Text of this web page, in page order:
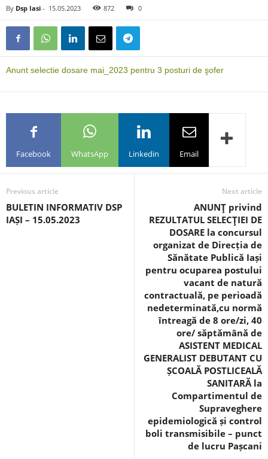
By Dsp Iasi - 15.05.2023 872 0
Anunt selectie dosare mai_2023 pentru 3 posturi de şofer
Facebook WhatsApp Linkedin Email
Previous article
BULETIN INFORMATIV DSP
IAȘI – 15.05.2023
Next article
ANUNŢ privind
REZULTATUL SELECŢIEI DE
DOSARE la concursul
organizat de Direcția de
Sănătate Publică Iași
pentru ocuparea postului
vacant de natură
contractuală, pe perioadă
nedeterminată,cu normă
întreagă de 8 ore/zi, 40
ore/ săptămână de
ASISTENT MEDICAL
GENERALIST DEBUTANT CU
ȘCOALĂ POSTLICEALĂ
SANITARĂ la
Compartimentul de
Supraveghere
epidemiologică și control
boli transmisibile – punct
de lucru Pașcani